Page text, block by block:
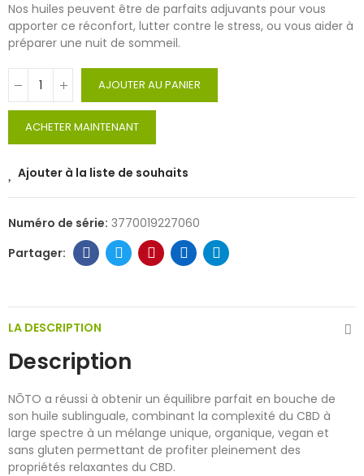
Nos huiles peuvent être de parfaits adjuvants pour vous
apporter ce réconfort, lutter contre le stress, ou vous aider à
préparer une nuit de sommeil.
AJOUTER AU PANIER
ACHETER MAINTENANT
Ajouter à la liste de souhaits
Numéro de série: 3770019227060
LA DESCRIPTION
Description
NŌTO a réussi à obtenir un équilibre parfait en bouche de
son huile sublinguale, combinant la complexité du CBD à
large spectre à un mélange unique, organique, vegan et
sans gluten permettant de profiter pleinement des
propriétés relaxantes du CBD.